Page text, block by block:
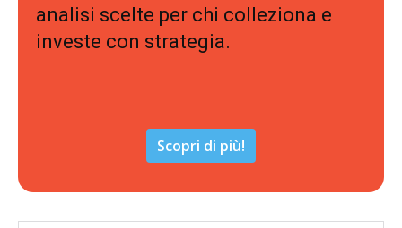
analisi scelte per chi colleziona e
investe con strategia.
Scopri di più!